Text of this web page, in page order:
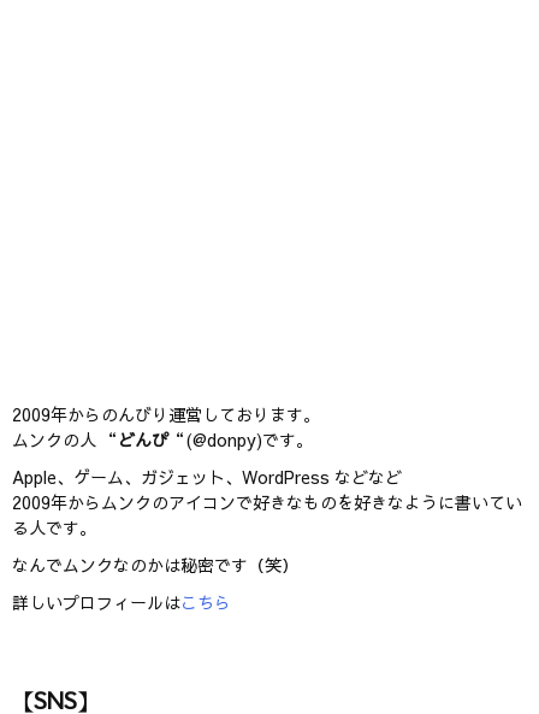
2009年からのんびり運営しております。
ムンクの人 “ どんぴ“(@donpy)です。
Apple、ゲーム、ガジェット、WordPress などなど
2009年からムンクのアイコンで好きなものを好きなように書いてい
る人です。
なんでムンクなのかは秘密です（笑）
詳しいプロフィールはこちら
【SNS】